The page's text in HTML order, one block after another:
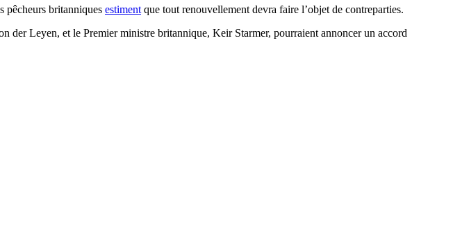
pêcheurs britanniques estiment que tout renouvellement devra faire l’objet de contreparties.
der Leyen, et le Premier ministre britannique, Keir Starmer, pourraient annoncer un accord